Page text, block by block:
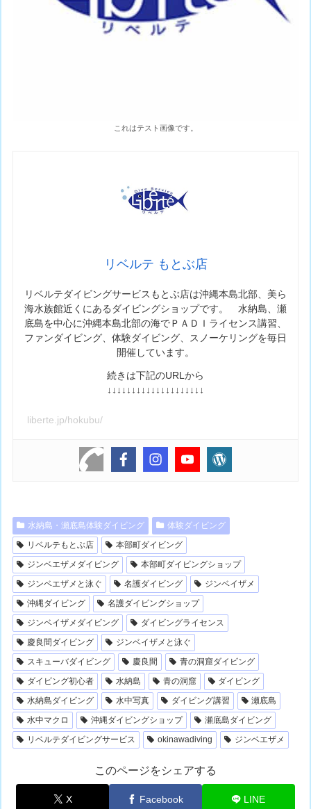
これはテスト画像です。
リベルテ もとぶ店
リベルテダイビングサービスもとぶ店は沖縄本島北部、美ら
海水族館近くにあるダイビングショップです。 水納島、瀬
底島を中心に沖縄本島北部の海でＰＡＤＩライセンス講習、
ファンダイビング、体験ダイビング、スノーケリングを毎日
開催しています。
続きは下記のURLから
↓↓↓↓↓↓↓↓↓↓↓↓↓↓↓↓↓↓↓↓
liberte.jp/hokubu/
水納島・瀬底島体験ダイビング
体験ダイビング
リベルテもとぶ店
本部町ダイビング
ジンベエザメダイビング
本部町ダイビングショップ
ジンベエザメと泳ぐ
名護ダイビング
ジンベイザメ
沖縄ダイビング
名護ダイビングショップ
ジンベイザメダイビング
ダイビングライセンス
慶良間ダイビング
ジンベイザメと泳ぐ
スキューバダイビング
慶良間
青の洞窟ダイビング
ダイビング初心者
水納島 青の洞窟
ダイビング
水納島ダイビング
水中写真 ダイビング講習
瀬底島
水中マクロ
沖縄ダイビングショップ
瀬底島ダイビング
リベルテダイビングサービス
okinawadiving ジンベエザメ
このページをシェアする
X Facebook LINE